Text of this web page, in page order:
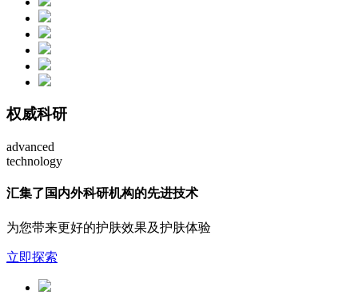
权威科研
advanced
technology
汇集了国内外科研机构的先进技术
为您带来更好的护肤效果及护肤体验
立即探索